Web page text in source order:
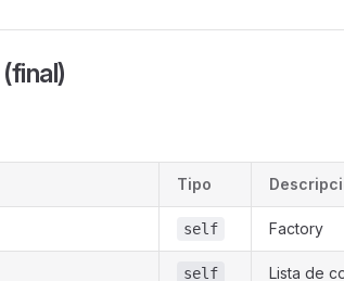
(final)
Tipo
self Factory
self Lista de